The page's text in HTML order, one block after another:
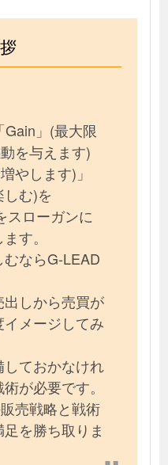
」(最大限
を与えます)
やします)」
しむ)を
スローガンに
す。
ならG-LEAD
しから売買が
メージしてみ
ておかなけれ
が必要です。
売戦略と戦術
を勝ち取りま